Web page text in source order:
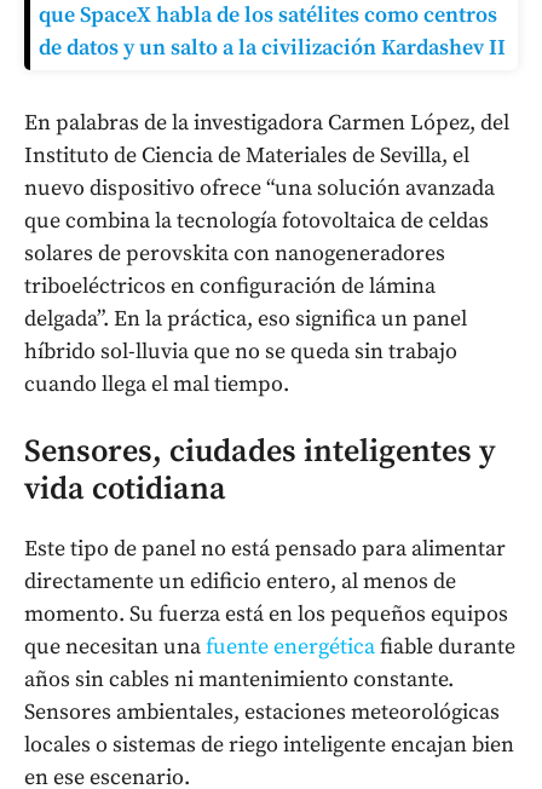
que SpaceX habla de los satélites como centros
de datos y un salto a la civilización Kardashev II
En palabras de la investigadora Carmen López, del
Instituto de Ciencia de Materiales de Sevilla, el
nuevo dispositivo ofrece “una solución avanzada
que combina la tecnología fotovoltaica de celdas
solares de perovskita con nanogeneradores
triboeléctricos en configuración de lámina
delgada”. En la práctica, eso significa un panel
híbrido sol-lluvia que no se queda sin trabajo
cuando llega el mal tiempo.
Sensores, ciudades inteligentes y
vida cotidiana
Este tipo de panel no está pensado para alimentar
directamente un edificio entero, al menos de
momento. Su fuerza está en los pequeños equipos
que necesitan unafuente energéticafiable durante
años sin cables ni mantenimiento constante.
Sensores ambientales, estaciones meteorológicas
locales o sistemas de riego inteligente encajan bien
en ese escenario.